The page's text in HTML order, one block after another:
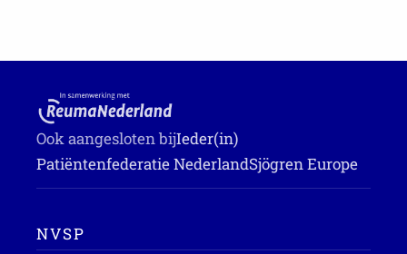
Ook aangesloten bijIeder(in)
Patiëntenfederatie NederlandSjögren Europe
NVSP